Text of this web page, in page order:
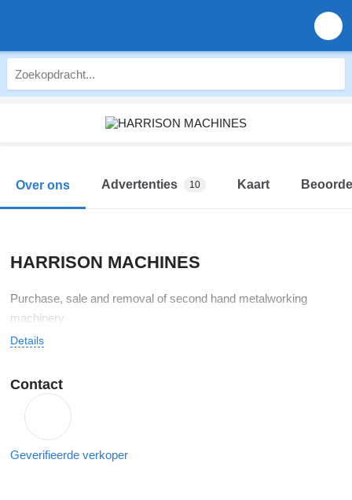
Over ons Advertenties 10 Kaart
HARRISON MACHINES
Purchase, sale and removal of second hand metalworking
machinery
Details
Contact
Geverifieerde verkoper